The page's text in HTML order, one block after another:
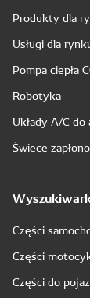
Produkty dla
Usługi dla
Pompa ciepła
Robotyka
Układy A/C
Świece
Części
Części
Części do